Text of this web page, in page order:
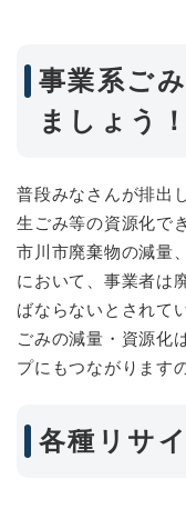
事業系ご
ましょう！
普段みなさんが排出
生ごみ等の資源化で
市川市廃棄物の減量
において、事業者は
ばならないとされて
ごみの減量・資源化
プにもつながります
各種リサ